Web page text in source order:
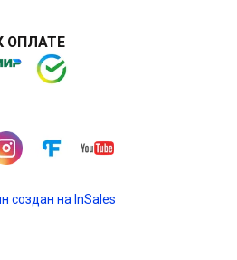
ОПЛАТЕ
создан на InSales